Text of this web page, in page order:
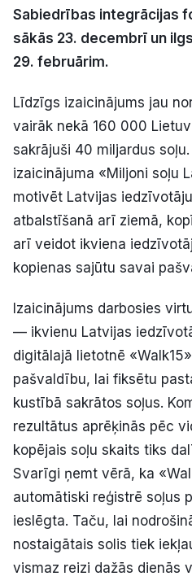
Pasākumi
Reklāma
Par mums
Kontakti
Ziņo redakcijai
Facebook Instagram
E-avīze Abonē
Sabiedrības integrācijas
sākās 23. decembrī un
29. februārim.
Līdzīgs izaicinājums jau
vairāk nekā 160 000
sakrājuši 40 miljardus
izaicinājuma «Miljoni soļu
motivēt Latvijas
atbalstīšanā arī ziemā,
arī veidot ikviena
kopienas sajūtu savai
Izaicinājums darbosies
— ikvienu Latvijas
digitālajā lietotnē
pašvaldību, lai fiksētu
kustībā sakrātos soļus.
rezultātus aprēķinās pēc
kopējais soļu skaits tiks
Svarīgi ņemt vērā, ka
automātiski reģistrē soļus
ieslēgta. Taču, lai
nostaigātais solis tiek
vismaz reizi dažās dienās